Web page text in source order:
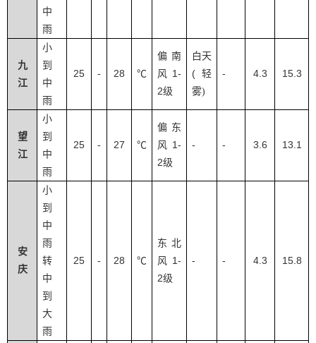
中
雨
九
江
小
到
中
雨
25 - 28 ℃
偏南
风 1-
2级
白天
( 轻
雾)
- 4.3 15.3
望
江
小
到
中
雨
25 - 27 ℃
偏东
风 1-
2级
- - 3.6 13.1
安
庆
小
到
中
雨
转
中
到
大
雨
25 - 28 ℃
东北
风 1-
2级
- - 4.3 15.8